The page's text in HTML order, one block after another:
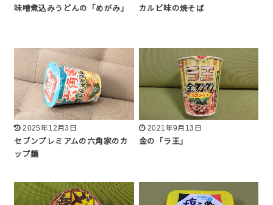
味噌煮込みうどんの「めがみ」
カルビ味の焼そば
2025年12月3日
セブンプレミアムの六角家のカ
ップ麺
2021年9月13日
金の「ラ王」